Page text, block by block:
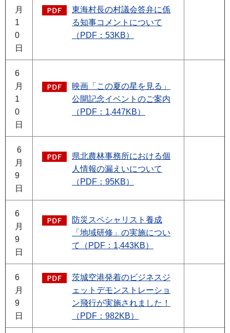
月
1
0
日
東海村長の村議会答弁に係
る知事コメントについて
（PDF：53KB）
6
月
1
0
日
映画「この夏の星を見る」
公開記念イベントのご案内
（PDF：1,447KB）
6
月
9
日
県北農林事務所における個
人情報の漏えいについて
（PDF：95KB）
6
月
9
日
防災スペシャリスト養成
「地域研修」の実施につい
て（PDF：1,443KB）
6
月
9
日
茨城空港発着のビジネスジ
ェットデモンストレーショ
ン飛行が実施されました！
（PDF：982KB）